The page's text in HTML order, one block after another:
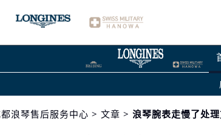
都浪琴售后服务中心 > 文章 > 浪琴腕表走慢了处